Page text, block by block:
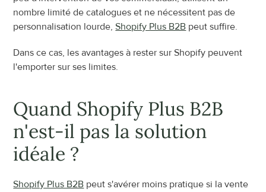
nombre limité de catalogues et ne nécessitent pas de
personnalisation lourde, Shopify Plus B2B peut suffire.
Dans ce cas, les avantages à rester sur Shopify peuvent
l'emporter sur ses limites.
Quand Shopify Plus B2B
n'est-il pas la solution
idéale ?
Shopify Plus B2B peut s'avérer moins pratique si la vente